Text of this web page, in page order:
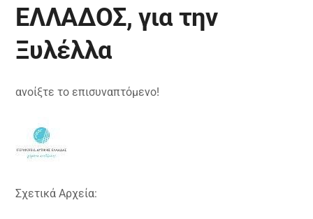
ΕΛΛΑΔΟΣ, για την
Ξυλέλλα
ανοίξτε το επισυναπτόμενο!
Σχετικά Αρχεία: